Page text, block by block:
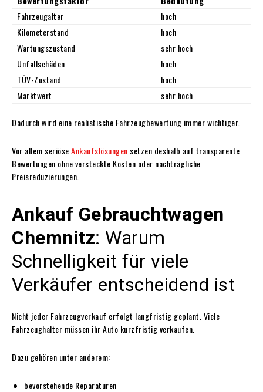
Fahrzeugalter
hoch
Kilometerstand
hoch
Wartungszustand
sehr hoch
Unfallschäden
hoch
TÜV-Zustand
hoch
Marktwert
sehr hoch
Dadurch wird eine realistische Fahrzeugbewertung immer wichtiger.
Vor allem seriöseAnkaufslösungen setzen deshalb auf transparente
Bewertungen ohne versteckte Kosten oder nachträgliche
Preisreduzierungen.
Ankauf Gebrauchtwagen
Chemnitz: Warum
Schnelligkeit für viele
Verkäufer entscheidend ist
Nicht jeder Fahrzeugverkauf erfolgt langfristig geplant. Viele
Fahrzeughalter müssen ihr Auto kurzfristig verkaufen.
Dazu gehören unter anderem:
bevorstehende Reparaturen